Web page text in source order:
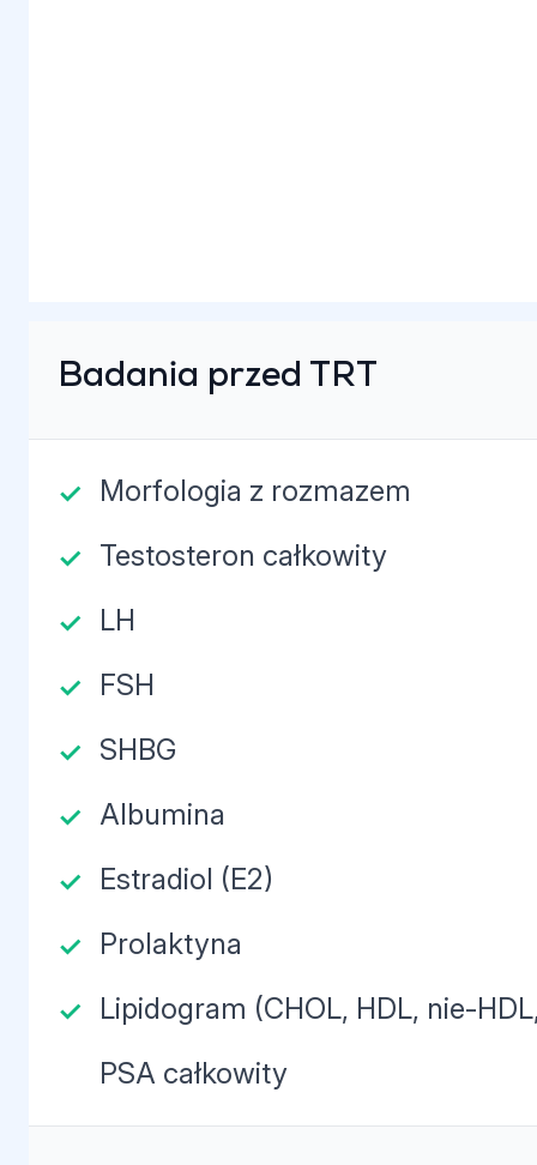
Badania przed TRT
Morfologia z rozmazem
Testosteron całkowity
LH
FSH
SHBG
Albumina
Estradiol (E2)
Prolaktyna
Lipidogram (CHOL, HDL, nie-
PSA całkowity